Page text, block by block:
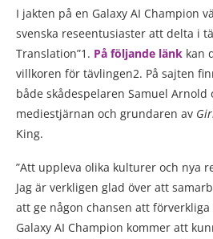
I jakten på en Galaxy AI Champion
svenska reseentusiaster att delta i
Translation”1. På följande länk kan
villkoren för tävlingen2. På sajten
både skådespelaren Samuel Arnold
mediestjärnan och grundaren av
King.
”Att uppleva olika kulturer och nya
Jag är verkligen glad över att
att ge någon chansen att
Galaxy AI Champion kommer att